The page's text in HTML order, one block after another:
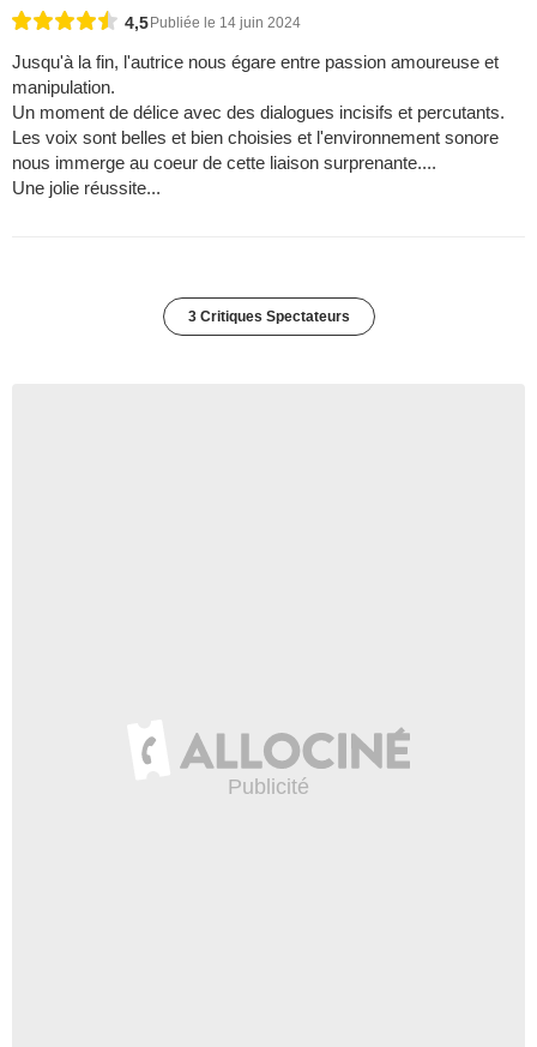
4,5 Publiée le 14 juin 2024
Jusqu'à la fin, l'autrice nous égare entre passion amoureuse et
manipulation.
Un moment de délice avec des dialogues incisifs et percutants.
Les voix sont belles et bien choisies et l'environnement sonore
nous immerge au coeur de cette liaison surprenante....
Une jolie réussite...
3 Critiques Spectateurs